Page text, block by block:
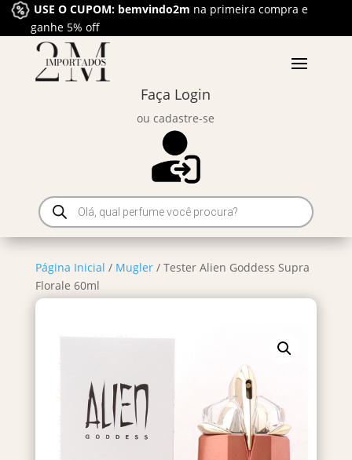
USE O CUPOM: bemvindo2m na primeira compra e
ganhe 5% off
Faça Login
ou cadastre-se
Pesquisar
produtos
Página Inicial / Mugler/ Tester Alien Goddess Supra
Florale 60ml